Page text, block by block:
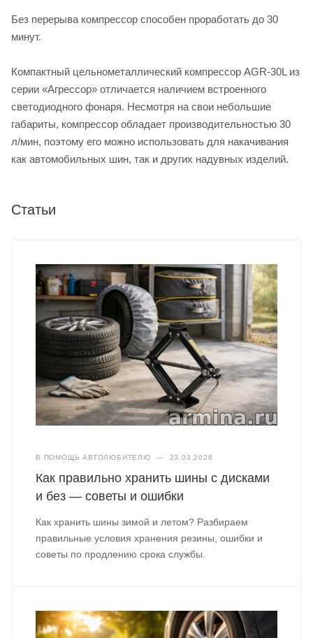
Без перерыва компрессор способен проработать до 30
минут.
Компактный цельнометаллический компрессор AGR-30L из
серии «Агрессор» отличается наличием встроенного
светодиодного фонаря. Несмотря на свои небольшие
габариты, компрессор обладает производительностью 30
л/мин, поэтому его можно использовать для накачивания
как автомобильных шин, так и других надувных изделий.
Статьи
В ПОМОЩЬ АВТОЛЮБИТЕЛЮ — 23.03.2026
Как правильно хранить шины с дисками
и без — советы и ошибки
Как хранить шины зимой и летом? Разбираем
правильные условия хранения резины, ошибки и
советы по продлению срока службы.